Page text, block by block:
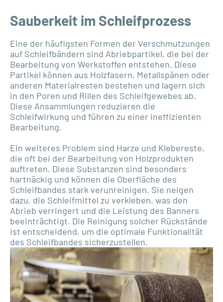
Sauberkeit im Schleifprozess
Eine der häufigsten Formen der Verschmutzungen
auf Schleifbändern sind Abriebpartikel, die bei der
Bearbeitung von Werkstoffen entstehen. Diese
Partikel können aus Holzfasern, Metallspänen oder
anderen Materialresten bestehen und lagern sich
in den Poren und Rillen des Schleifgewebes ab.
Diese Ansammlungen reduzieren die
Schleifwirkung und führen zu einer ineffizienten
Bearbeitung.
Ein weiteres Problem sind Harze und Klebereste,
die oft bei der Bearbeitung von Holzprodukten
auftreten. Diese Substanzen sind besonders
hartnäckig und können die Oberfläche des
Schleifbandes stark verunreinigen. Sie neigen
dazu, die Schleifmittel zu verkleben, was den
Abrieb verringert und die Leistung des Banners
beeinträchtigt. Die Reinigung solcher Rückstände
ist entscheidend, um die optimale Funktionalität
des Schleifbandes sicherzustellen.